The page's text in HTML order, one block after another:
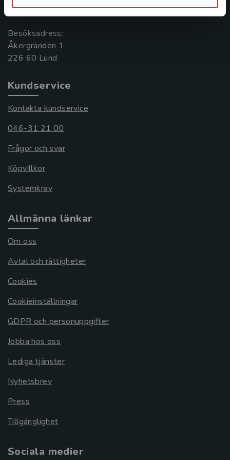
221 00 Lund
Besöksadress:
Åkergränden 1
Kundservice
Kontakta kundservice
046-31 21 00
Frågor och svar
Köpvillkor
Systemkrav
Allmänna länkar
Om oss
Avtal och rättigheter
Cookies
Cookieinställningar
GDPR och personuppgifter
Jobba hos oss
Lediga tjänster
Nyhetsbrev
Press
Tillgänglighet
Sociala medier